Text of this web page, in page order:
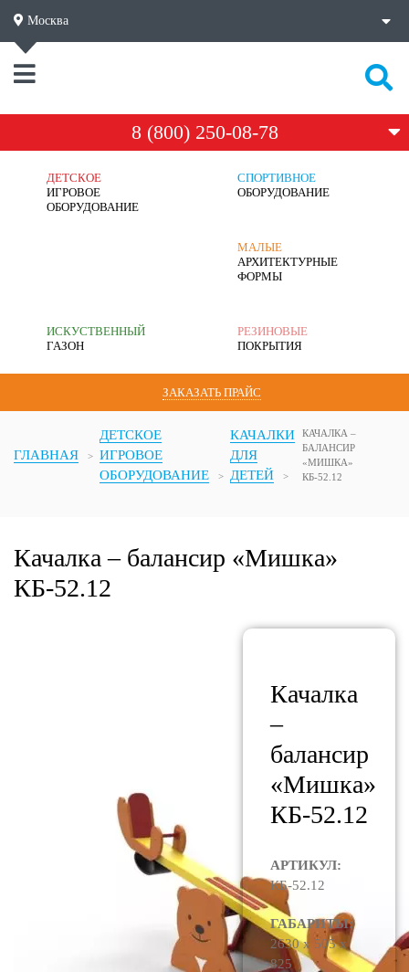
Москва
8 (800) 250-08-78
ДЕТСКОЕ
ИГРОВОЕ
ОБОРУДОВАНИЕ
СПОРТИВНОЕ
ОБОРУДОВАНИЕ
МАЛЫЕ
АРХИТЕКТУРНЫЕ
ФОРМЫ
ИСКУСТВЕННЫЙ
ГАЗОН
РЕЗИНОВЫЕ
ПОКРЫТИЯ
ЗАКАЗАТЬ ПРАЙС
ГЛАВНАЯ
ДЕТСКОЕ
ИГРОВОЕ
ОБОРУДОВАНИЕ
КАЧАЛКИ
ДЛЯ
ДЕТЕЙ
КАЧАЛКА –
БАЛАНСИР
«МИШКА»
КБ-52.12
Качалка – балансир «Мишка»
КБ-52.12
Качалка
–
балансир
«Мишка»
КБ-52.12
АРТИКУЛ:
КБ-52.12
ГАБАРИТЫ:
2630 x 505 x
825